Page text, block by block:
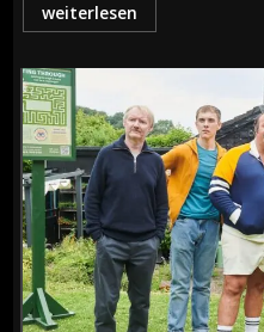
weiterlesen